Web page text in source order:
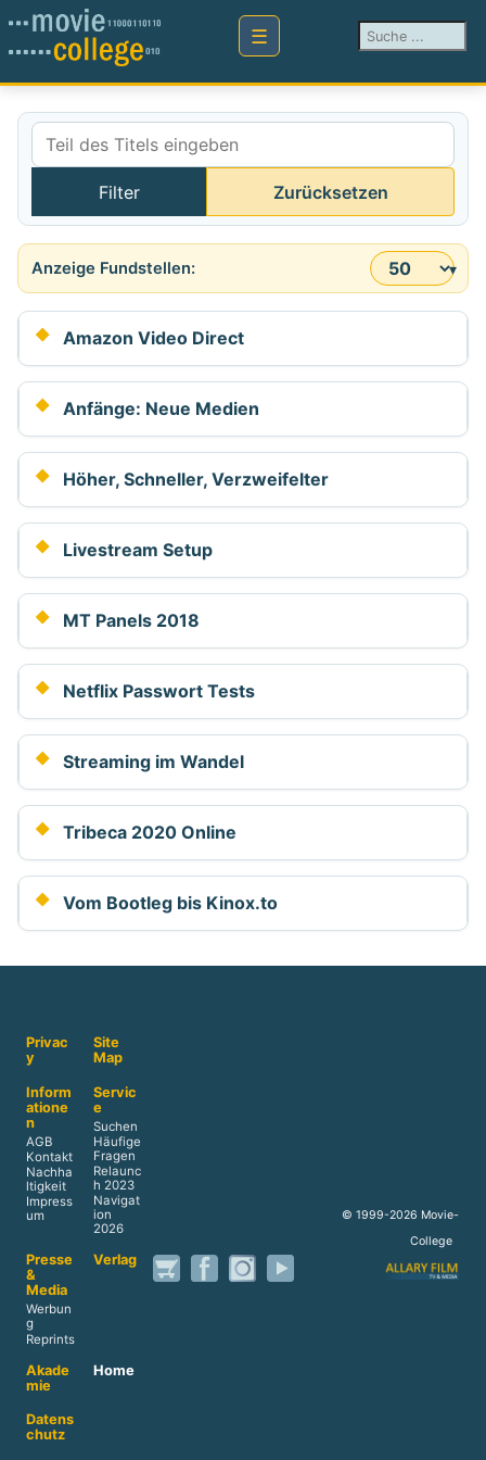
Suchen ...
Teil des Titels eingeben
Filter Zurücksetzen
Anzeige #
Amazon Video Direct
Anfänge: Neue Medien
Höher, Schneller, Verzweifelter
Livestream Setup
MT Panels 2018
Netflix Passwort Tests
Streaming im Wandel
Tribeca 2020 Online
Vom Bootleg bis Kinox.to
Privac
y
Site
Map
Inform
atione
n
AGB
Kontakt
Nachha
ltigkeit
Impress
um
Servic
e
Suchen
Häufige
Fragen
Relaunc
h 2023
Navigat
ion
2026
Presse
&
Media
Werbun
g
Reprints
Verlag
Akade
mie
Home
Datens
chutz
© 1999-2026 Movie-
College